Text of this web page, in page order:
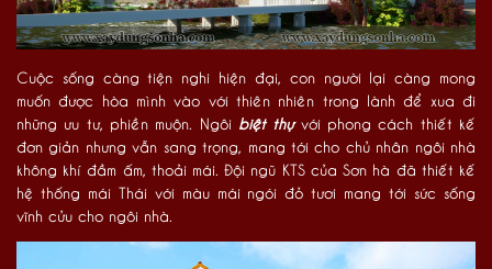
Cuộc sống càng tiện nghi hiện đại, con người lại càng mong
muốn được hòa mình vào với thiên nhiên trong lành để xua đi
những ưu tư, phiền muộn. Ngôi biệt thựvới phong cách thiết kế
đơn giản nhưng vẫn sang trọng, mang tới cho chủ nhân ngôi nhà
không khí đầm ấm, thoải mái. Đội ngũ KTS của Sơn hà đã thiết kế
hệ thống mái Thái với màu mái ngói đỏ tươi mang tới sức sống
vĩnh cửu cho ngôi nhà.